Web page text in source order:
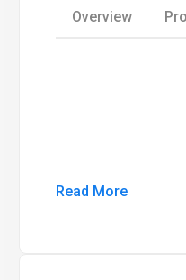
Overview
Read More